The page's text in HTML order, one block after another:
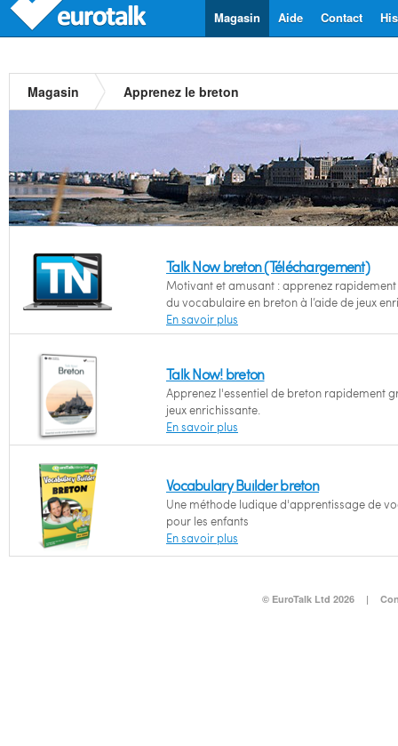
Contact
Aide
Magasin
Magasin Apprenez le breton
Talk Now breton (Téléchargement)
Motivant et amusant : apprenez rapidement
du vocabulaire en breton à l’aide de jeux
En savoir plus
Talk Now! breton
Apprenez l'essentiel de breton rapidement
jeux enrichissante.
En savoir plus
Vocabulary Builder breton
Une méthode ludique d'apprentissage de
pour les enfants
En savoir plus
© EuroTalk Ltd 2026 |